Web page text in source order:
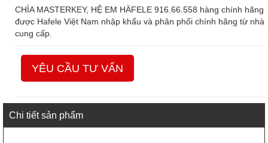
CHÌA MASTERKEY, HỆ EM HÄFELE 916.66.558 hàng chính hãng
được Hafele Việt Nam nhập khẩu và phân phối chính hãng từ nhà
cung cấp.
YÊU CẦU TƯ VẤN
Chi tiết sản phẩm